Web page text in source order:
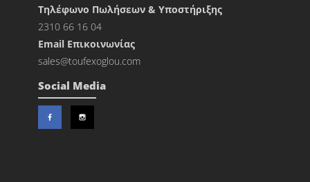
Τηλέφωνο Πωλήσεων & Υποστήριξης
2310 66 16 04
Εmail Επικοινωνίας
sales@toufexoglou.com
Social Media